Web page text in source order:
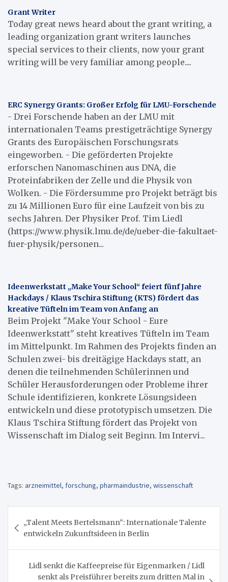
Grant Writer
Today great news heard about the grant writing, a
leading organization grant writers launches
special services to their clients, now your grant
writing will be very familiar among people....
ERC Synergy Grants: Großer Erfolg für LMU-Forschende
- Drei Forschende haben an der LMU mit
internationalen Teams prestigeträchtige Synergy
Grants des Europäischen Forschungsrats
eingeworben. - Die geförderten Projekte
erforschen Nanomaschinen aus DNA, die
Proteinfabriken der Zelle und die Physik von
Wolken. - Die Fördersumme pro Projekt beträgt bis
zu 14 Millionen Euro für eine Laufzeit von bis zu
sechs Jahren. Der Physiker Prof. Tim Liedl
(https://www.physik.lmu.de/de/ueber-die-fakultaet-
fuer-physik/personen...
Ideenwerkstatt „Make Your School“ feiert fünf Jahre
Hackdays / Klaus Tschira Stiftung (KTS) fördert das
kreative Tüfteln im Team von Anfang an
Beim Projekt "Make Your School - Eure
Ideenwerkstatt" steht kreatives Tüfteln im Team
im Mittelpunkt. Im Rahmen des Projekts finden an
Schulen zwei- bis dreitägige Hackdays statt, an
denen die teilnehmenden Schülerinnen und
Schüler Herausforderungen oder Probleme ihrer
Schule identifizieren, konkrete Lösungsideen
entwickeln und diese prototypisch umsetzen. Die
Klaus Tschira Stiftung fördert das Projekt von
Wissenschaft im Dialog seit Beginn. Im Intervi...
Tags: arzneimittel, forschung, pharmaindustrie, wissenschaft
„Talent Meets Bertelsmann“: Internationale Talente
entwickeln Zukunftsideen in Berlin
Lidl senkt die Kaffeepreise für Eigenmarken / Lidl
senkt als Preisführer bereits zum dritten Mal in